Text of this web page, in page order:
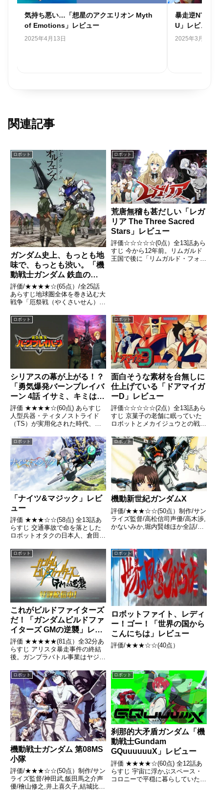
気持ち悪い…「想星のアクエリオン Myth
of Emotions」レビュー
2025年4月13日
暴走逆NTR全
U」レビュー
2025年3月9日
関連記事
ロボット
ガンダム史上、もっとも地
味で、もっとも渋い。「機
動戦士ガンダム 鉄血のオ
ルフェンズ」レビュー
評価/★★★★☆(65点）/全25話
あらすじ地球圏全体を巻き込む大
戦争「厄祭戦（やくさいせん）」
(Post Disaster)323年。新たに4つ
の経済圏が誕生した地球圏は軍事
を司る武力組織「ギャラルホル...
ロボット
荒唐無稽も甚だしい「レガ
リア The Three Sacred
Stars」レビュー
評価☆☆☆☆☆(0点）全13話あら
すじ 今から12年前。リムガルド
王国で後に「リムガルド・フォー
ロボット
シリアスの幕が上がる！？
「勇気爆発バーンブレイバ
ーン 4話 イサミ、キミはま
だ、人というものを分かっ
ていないようだ」レビュー
評価 ★★★★☆(60点) あらすじ
人型兵器・ティタノストライド
（TS）が実用化された時代、ハ
（アド・リムパック）中に地球外
から正体不明の武装勢力が襲来し
た引用- Wikipedia
ロボット
面白そうな素材を台無しに
仕上げている「ドアマイガ
ーD」レビュー
評価☆☆☆☆☆(2点）全13話あら
すじ 京菓子の老舗に眠っていた
ロボットとメカイジュウとの戦い
2015年京都、京極大次郎は甘匠
堂15代目店主として店を支えて
いた。ある日、大次郎は店の地下
に眠るロボット・ドアマイ...
ロボット
「ナイツ&マジック」レビ
ュー
評価 ★★★☆☆(58点) 全13話あ
らすじ 交通事故で命を落とした
ロボットオタクの日本人、倉田翼
ェバルリアに転生する。引用-
Wikipedia
ロボット
機動新世紀ガンダムX
評価/★★★☆☆(50点）制作/サン
ライズ監督/高松信司声優/高木渉,
かないみか,堀内賢雄ほか全話/各
年。人類と地球に壊滅的な打撃を
与えた勝者無き大戦争、第7次宇
宙戦争後の...
ロボット
これがビルドファイターズ
だ！「ガンダムビルドファ
イターズ GMの逆襲」レビ
ュー
評価 ★★★★★(81点）全32分あ
らすじ アリスタ暴走事件の終結
後。ガンプラバトル事業はヤジマ
い世界大会会場である「ヤジマス
タジアム」が建設される引用 -
Wikipedia
ロボット
ロボットファイト、レディ
ー！ゴー！「世界の国から
こんにちは」レビュー
評価/★★★☆☆(40点）
ロボット
機動戦士ガンダム 第08MS
小隊
評価/★★★☆☆(50点）制作/サン
ライズ監督/神田武,飯田馬之介声
優/檜山修之,井上喜久子,結城比呂
ロボット
刹那的大矛盾ガンダム「機
動戦士Gundam
GQuuuuuuX」レビュー
評価 ★★★★☆(60点) 全12話あ
らすじ 宇宙に浮かぶスペース・
コロニーで平穏に暮らしていた女